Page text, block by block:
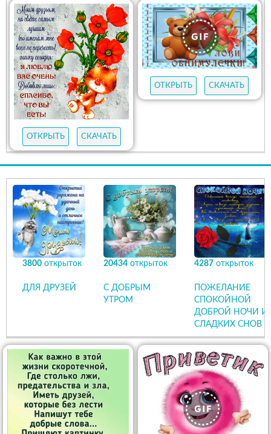
ОТКРЫТЬ СКАЧАТЬ
ОТКРЫТЬ СКАЧАТЬ
3800 открыток
ДЛЯ ДРУЗЕЙ
20434 открыток
С ДОБРЫМ
УТРОМ
4287 открыток
ПОЖЕЛАНИЕ
СПОКОЙНОЙ
ДОБРОЙ НОЧИ И
СЛАДКИХ СНОВ